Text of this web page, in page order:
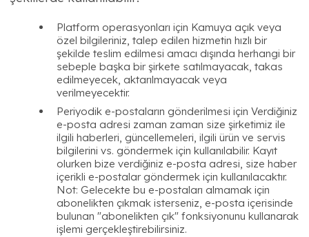
Platform operasyonları için Kamuya açık veya
özel bilgileriniz, talep edilen hizmetin hızlı bir
şekilde teslim edilmesi amacı dışında herhangi bir
sebeple başka bir şirkete satılmayacak, takas
edilmeyecek, aktarılmayacak veya
verilmeyecektir.
Periyodik e-postaların gönderilmesi için Verdiğiniz
e-posta adresi zaman zaman size şirketimiz ile
ilgili haberleri, güncellemeleri, ilgili ürün ve servis
bilgilerini vs. göndermek için kullanılabilir. Kayıt
olurken bize verdiğiniz e-posta adresi, size haber
içerikli e-postalar göndermek için kullanılacaktır.
Not: Gelecekte bu e-postaları almamak için
abonelikten çıkmak isterseniz, e-posta içerisinde
bulunan "abonelikten çık" fonksiyonunu kullanarak
işlemi gerçekleştirebilirsiniz.